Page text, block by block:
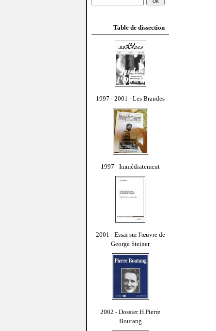
Table de dissection
1997 - 2001 - Les Brandes
1997 - Immédiatement
2001 - Essai sur l'œuvre de
George Steiner
2002 - Dossier H Pierre
Boutang